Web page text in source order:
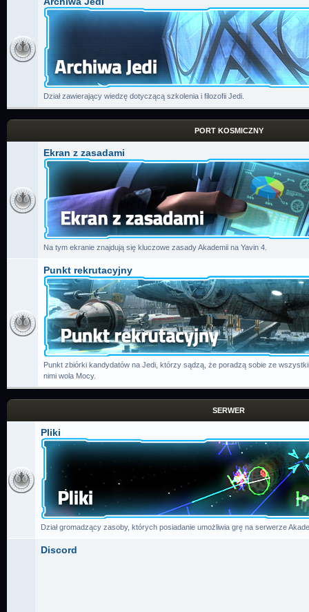
Dział zawierający wiedzę dotyczącą szkolenia i filozofii Jedi.
PORT KOSMICZNY
Ekran z zasadami
Na tym ekranie znajdują się kluczowe zasady Akademii na Yavin 4.
Punkt rekrutacyjny
Punkt zbiórki kandydatów na Jedi, którzy sądzą, że poradzą sobie ze
nimi wola Mocy.
SERWER
Pliki
Dział gromadzący zasoby, których posiadanie umożliwia grę na serwerze
Discord